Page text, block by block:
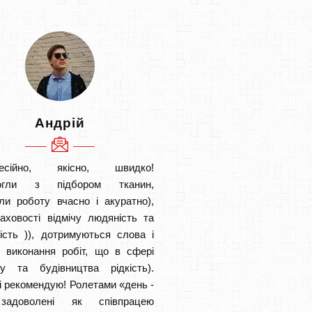
Андрій
якісно, швидко!
з підбором тканин,
роботу вчасно і акуратно),
відмічу людяність та
)), дотримуються слова і
виконання робіт, що в сфері
та будівництва рідкість).
рекомендую! Ролетами «день -
як співпрацею